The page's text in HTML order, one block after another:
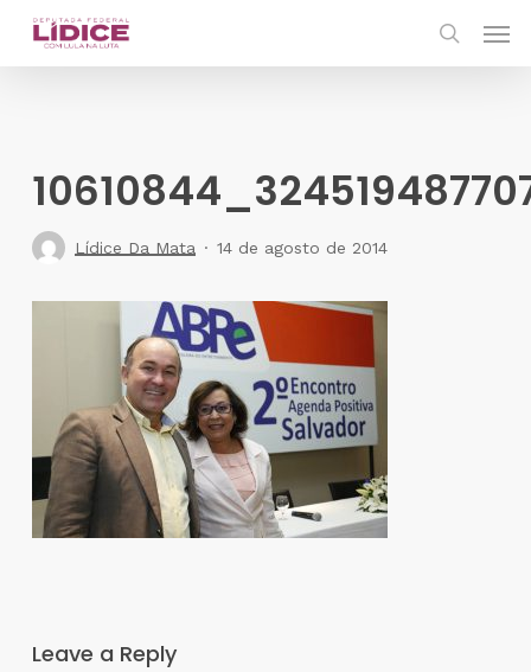
Skip
Lídice Da Mata 14 de agosto de 2014
Leave a Reply